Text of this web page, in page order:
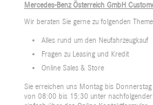
Mercedes-Benz Österreich GmbH
Wir beraten Sie gerne zu folgenden
Alles rund um den Neufahrzeugkauf
Fragen zu Leasing und Kredit
Online Sales & Store
Sie erreichen uns Montag bis
von 08:00 bis 15:30 unter nachfolgender